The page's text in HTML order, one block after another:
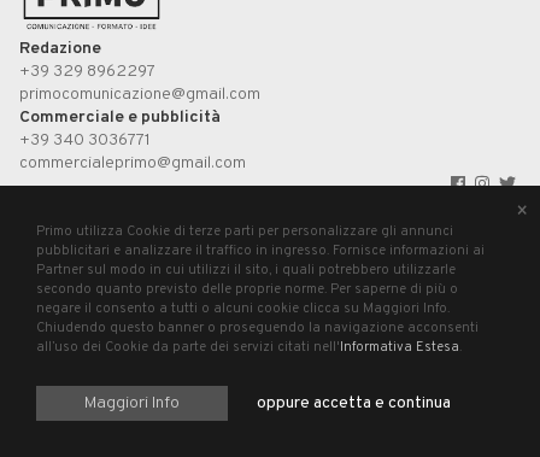
Redazione
+39 329 8962297
primocomunicazione@gmail.com
Commerciale e pubblicità
+39 340 3036771
commercialeprimo@gmail.com
UP STUDIO
Primo, registrazione presso il Tribunale di Pesaro n°3/2019 del 21 agosto 2019.
P.Iva 02699620411
Primo utilizza Cookie di terze parti per personalizzare gli annunci
pubblicitari e analizzare il traffico in ingresso. Fornisce informazioni ai
Partner sul modo in cui utilizzi il sito, i quali potrebbero utilizzarle
secondo quanto previsto delle proprie norme. Per saperne di più o
negare il consento a tutti o alcuni cookie clicca su Maggiori Info.
Chiudendo questo banner o proseguendo la navigazione acconsenti
all’uso dei Cookie da parte dei servizi citati nell'Informativa Estesa.
Maggiori Info oppure accetta e continua
×